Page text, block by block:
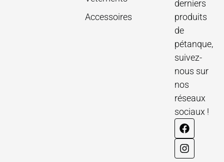
Accessoires
derniers
produits
de
pétanque,
suivez-
nous sur
nos
réseaux
sociaux !